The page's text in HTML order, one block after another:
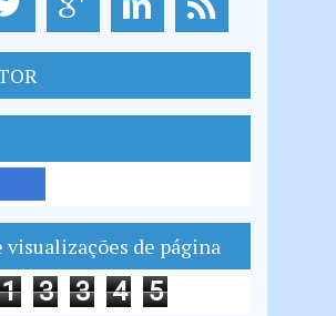
visualizações de página
1 3 3 4 5